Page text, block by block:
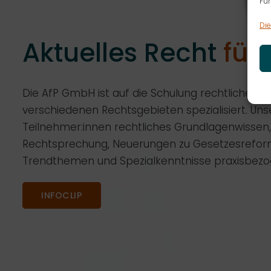
Aktuelles Recht für
Die AfP GmbH ist auf die Schulung rechtlicher
verschiedenen Rechtsgebieten spezialisiert.
Teilnehmer:innen rechtliches
Rechtsprechung, Neuerungen zu
Trendthemen und Spezialkenntnisse
INFOCLIP